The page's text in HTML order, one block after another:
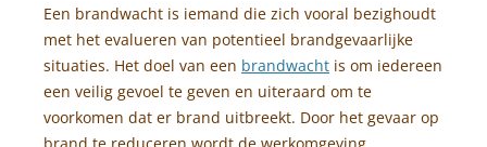
Een brandwacht is iemand die zich vooral bezighoudt
met het evalueren van potentieel brandgevaarlijke
situaties. Het doel van een brandwacht is om iedereen
een veilig gevoel te geven en uiteraard om te
voorkomen dat er brand uitbreekt. Door het gevaar op
brand te reduceren wordt de werkomgeving